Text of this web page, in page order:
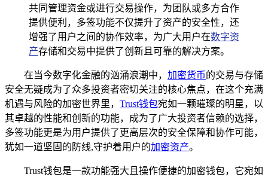
共同管理资金或进行交易操作，为团队或多方合作
提供便利，多签功能不仅提升了资产的安全性，还
增强了用户之间的协作效率，为广大用户在数字资
产存储和交易中提供了创新且可靠的解决方案。
在当今数字化金融的汹涌浪潮中， 加密货币的交易与存储
安全无疑成为了众多投资者密切关注的核心焦点，在这个充满
机遇与风险的加密世界里， Trust钱包宛如一颗璀璨的明星，以
其卓越的性能和创新的功能，成为了广大投资者信赖的选择，
多签功能更是为用户提供了更高层次的安全保障和协作可能，
犹如一道坚固的防线,守护着用户的加密资产。
Trust钱包是一款功能强大且操作便捷的加密钱包，它宛如